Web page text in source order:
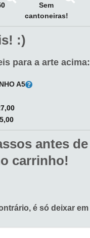
Sem
cantoneiras!
:)
para a arte acima:
A5
antes de
carrinho!
é só deixar em